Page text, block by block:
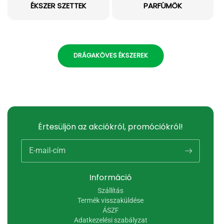
ÉKSZER SZETTEK PARFÜMÖK
DRÁGAKÖVES ÉKSZEREK
Információ
Szállítás
Termék visszaküldése
ÁSZF
Adatkezelési szabályzat
Értesüljön az akciókról, promóciókról!
E-mail-cím